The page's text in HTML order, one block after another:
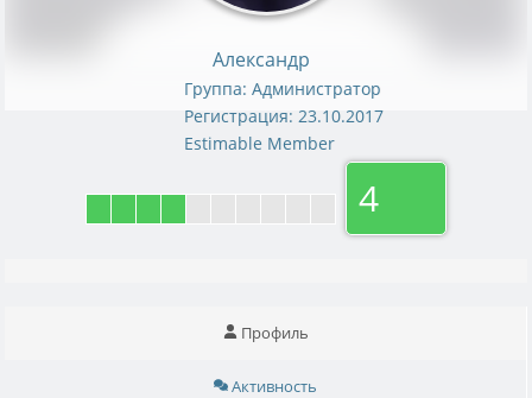
Александр
Группа: Администратор
Регистрация: 23.10.2017
Estimable Member
4
Профиль
Активность